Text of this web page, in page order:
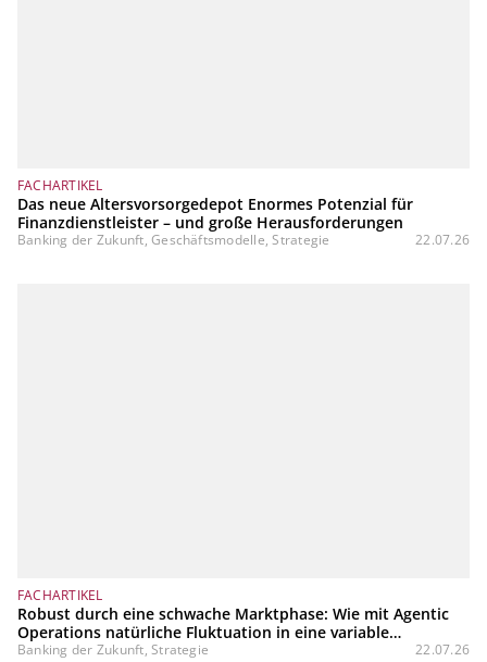
FACHARTIKEL
Das neue Altersvorsorgedepot Enormes Potenzial für
Finanzdienstleister – und große Herausforderungen
Banking der Zukunft, Geschäftsmodelle, Strategie 22.07.26
FACHARTIKEL
Robust durch eine schwache Marktphase: Wie mit Agentic
Operations natürliche Fluktuation in eine variable
Kostenstruktur transformiert werden kann
Banking der Zukunft, Strategie 22.07.26